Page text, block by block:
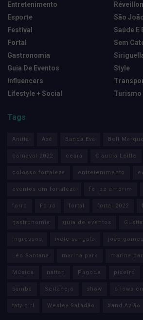
Entretenimento
Esporte
Festival
Fortal
Gastronomia
Guia De Eventos
Influencers
Lifestyle + Social
São
Saúde E
Sem
Style
Turismo
Tags
Anitta Axé Banda Eva Bell
carnaval 2022 ceará Claudia Leitte
colosso fortaleza entretenimento
eventos em fortaleza felipe amorim
forro Forró fortal fortal 2022
gastronomia guia de eventos
ingressos ivete sangalo joão gomes
Léo Santana marina park marina
Música nattan Pagode piseiro
samba Sertanejo show shows
taty girl Wesley Safadão Xand Avião